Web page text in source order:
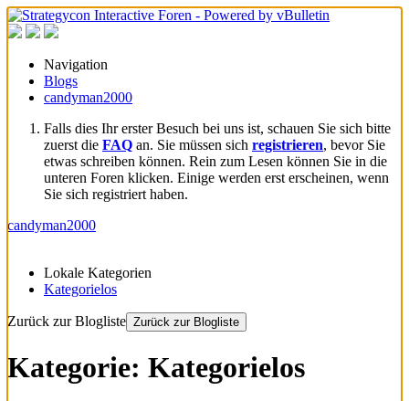
Navigation
Blogs
candyman2000
Falls dies Ihr erster Besuch bei uns ist, schauen Sie sich bitte
zuerst die FAQ an. Sie müssen sich registrieren, bevor Sie
etwas schreiben können. Rein zum Lesen können Sie in die
unteren Foren klicken. Einige werden erst erscheinen, wenn
Sie sich registriert haben.
candyman2000
Lokale Kategorien
Kategorielos
Zurück zur Blogliste Zurück zur Blogliste
Kategorie: Kategorielos